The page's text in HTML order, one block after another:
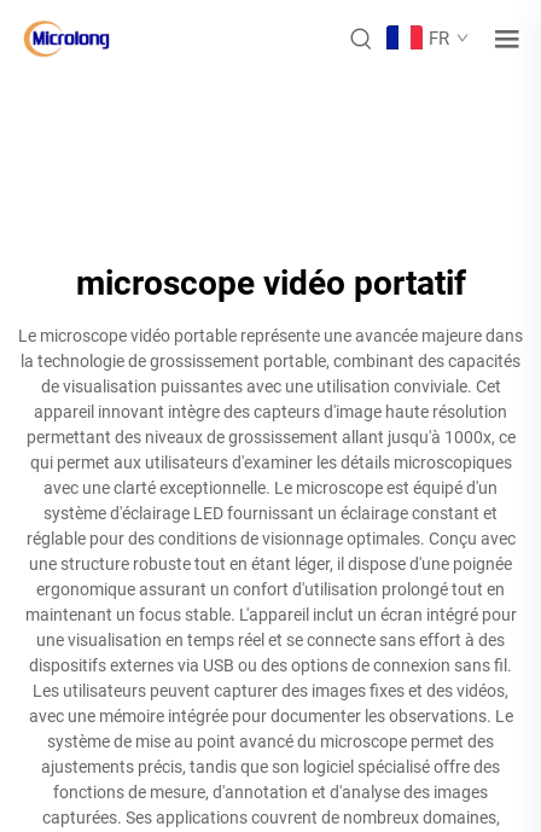
FR
microscope vidéo portatif
Le microscope vidéo portable représente une avancée majeure dans
la technologie de grossissement portable, combinant des capacités
de visualisation puissantes avec une utilisation conviviale. Cet
appareil innovant intègre des capteurs d'image haute résolution
permettant des niveaux de grossissement allant jusqu'à 1000x, ce
qui permet aux utilisateurs d'examiner les détails microscopiques
avec une clarté exceptionnelle. Le microscope est équipé d'un
système d'éclairage LED fournissant un éclairage constant et
réglable pour des conditions de visionnage optimales. Conçu avec
une structure robuste tout en étant léger, il dispose d'une poignée
ergonomique assurant un confort d'utilisation prolongé tout en
maintenant un focus stable. L'appareil inclut un écran intégré pour
une visualisation en temps réel et se connecte sans effort à des
dispositifs externes via USB ou des options de connexion sans fil.
Les utilisateurs peuvent capturer des images fixes et des vidéos,
avec une mémoire intégrée pour documenter les observations. Le
système de mise au point avancé du microscope permet des
ajustements précis, tandis que son logiciel spécialisé offre des
fonctions de mesure, d'annotation et d'analyse des images
capturées. Ses applications couvrent de nombreux domaines,